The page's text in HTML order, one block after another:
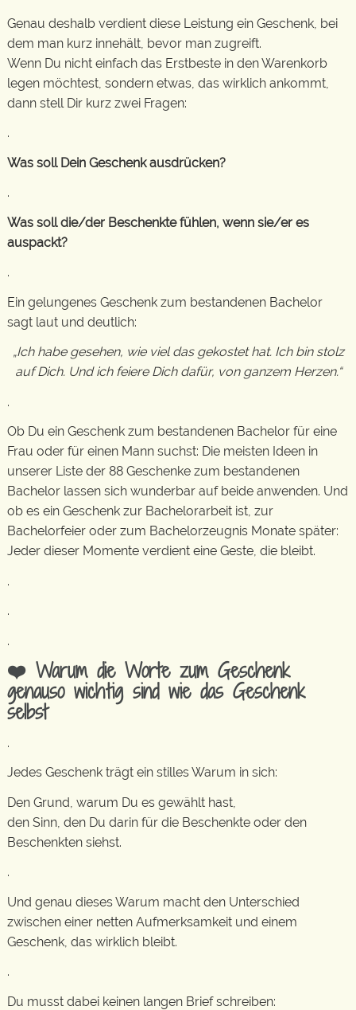
Genau deshalb verdient diese Leistung ein Geschenk, bei
dem man kurz innehält, bevor man zugreift.
Wenn Du nicht einfach das Erstbeste in den Warenkorb
legen möchtest, sondern etwas, das wirklich ankommt,
dann stell Dir kurz zwei Fragen:
.
Was soll Dein Geschenk ausdrücken?
.
Was soll die/der Beschenkte fühlen, wenn sie/er es
auspackt?
.
Ein gelungenes Geschenk zum bestandenen Bachelor
sagt laut und deutlich:
„Ich habe gesehen, wie viel das gekostet hat. Ich bin stolz
auf Dich. Und ich feiere Dich dafür, von ganzem Herzen.“
.
Ob Du ein Geschenk zum bestandenen Bachelor für eine
Frau oder für einen Mann suchst: Die meisten Ideen in
unserer Liste der 88 Geschenke zum bestandenen
Bachelor lassen sich wunderbar auf beide anwenden. Und
ob es ein Geschenk zur Bachelorarbeit ist, zur
Bachelorfeier oder zum Bachelorzeugnis Monate später:
Jeder dieser Momente verdient eine Geste, die bleibt.
.
.
.
❤️ Warum die Worte zum Geschenk
genauso wichtig sind wie das Geschenk
selbst
.
Jedes Geschenk trägt ein stilles Warum in sich:
Den Grund, warum Du es gewählt hast,
den Sinn, den Du darin für die Beschenkte oder den
Beschenkten siehst.
.
Und genau dieses Warum macht den Unterschied
zwischen einer netten Aufmerksamkeit und einem
Geschenk, das wirklich bleibt.
.
Du musst dabei keinen langen Brief schreiben: